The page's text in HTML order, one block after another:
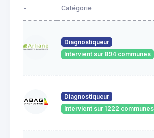
- Catégorie
Diagnostiqueur
Intervient sur 894 communes
Diagnostiqueur
Intervient sur 1222 communes